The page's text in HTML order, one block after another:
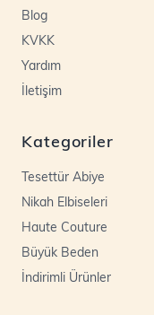
Blog
KVKK
Yardım
İletişim
Kategoriler
Tesettür Abiye
Nikah Elbiseleri
Haute Couture
Büyük Beden
İndirimli Ürünler